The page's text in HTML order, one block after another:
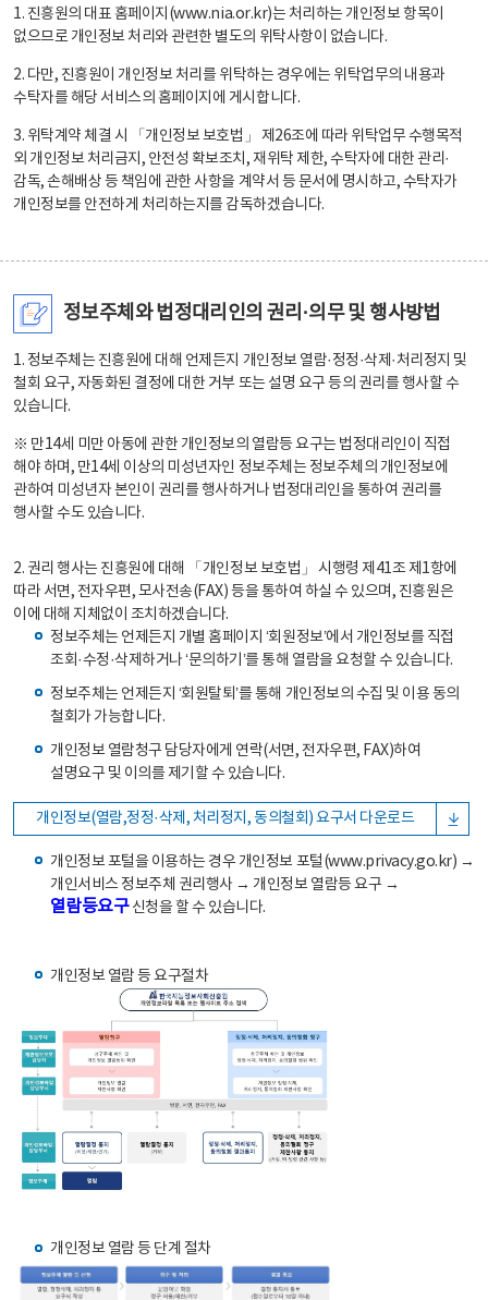
1. 진흥원의 대표 홈페이지(www.nia.or.kr)는 처리하는 개인정보 항목이
없으므로 개인정보 처리와 관련한 별도의 위탁사항이 없습니다.
2. 다만, 진흥원이 개인정보 처리를 위탁하는 경우에는 위탁업무의 내용과
수탁자를 해당 서비스의 홈페이지에 게시합니다.
3. 위탁계약 체결 시 「개인정보 보호법」 제26조에 따라 위탁업무 수행목적
외 개인정보 처리금지, 안전성 확보조치, 재위탁 제한, 수탁자에 대한 관리·
감독, 손해배상 등 책임에 관한 사항을 계약서 등 문서에 명시하고, 수탁자가
개인정보를 안전하게 처리하는지를 감독하겠습니다.
정보주체와 법정대리인의 권리·의무 및 행사방법
1. 정보주체는 진흥원에 대해 언제든지 개인정보 열람·정정·삭제·처리정지 및
철회 요구, 자동화된 결정에 대한 거부 또는 설명 요구 등의 권리를 행사할 수
있습니다.
※ 만14세 미만 아동에 관한 개인정보의 열람등 요구는 법정대리인이 직접
해야 하며, 만14세 이상의 미성년자인 정보주체는 정보주체의 개인정보에
관하여 미성년자 본인이 권리를 행사하거나 법정대리인을 통하여 권리를
행사할 수도 있습니다.
2. 권리 행사는 진흥원에 대해 「개인정보 보호법」 시행령 제41조 제1항에
따라 서면, 전자우편, 모사전송(FAX) 등을 통하여 하실 수 있으며, 진흥원은
이에 대해 지체없이 조치하겠습니다.
정보주체는 언제든지 개별 홈페이지 ‘회원정보’에서 개인정보를 직접
조회·수정·삭제하거나 ‘문의하기’를 통해 열람을 요청할 수 있습니다.
정보주체는 언제든지 ‘회원탈퇴’를 통해 개인정보의 수집 및 이용 동의
철회가 가능합니다.
개인정보 열람청구 담당자에게 연락(서면, 전자우편, FAX)하여
설명요구 및 이의를 제기할 수 있습니다.
개인정보(열람,정정·삭제, 처리정지, 동의철회) 요구서 다운로드
개인정보 포털을 이용하는 경우 개인정보 포털(www.privacy.go.kr) →
개인서비스 정보주체 권리행사 → 개인정보 열람등 요구 →
열람등요구신청을 할 수 있습니다.
개인정보 열람 등 요구절차
개인정보 열람 등 단계 절차